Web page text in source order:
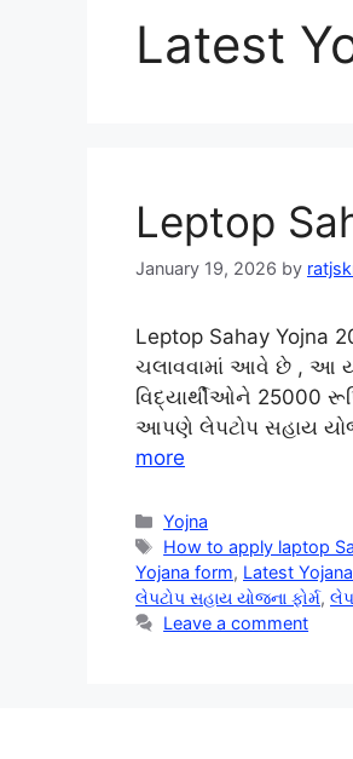
Latest
Leptop
January 19, 2026 by
Leptop Sahay Yojna
ચલાવવામાં આવે છે , આ
વિદ્યાર્થીઓને 25000
આપણે લેપટોપ સહાય
more
Categories
Yojna
Tags
How to apply laptop
Yojana form, Latest
લેપટોપ સહાય યોજના ફોર્મ,
Leave a comment